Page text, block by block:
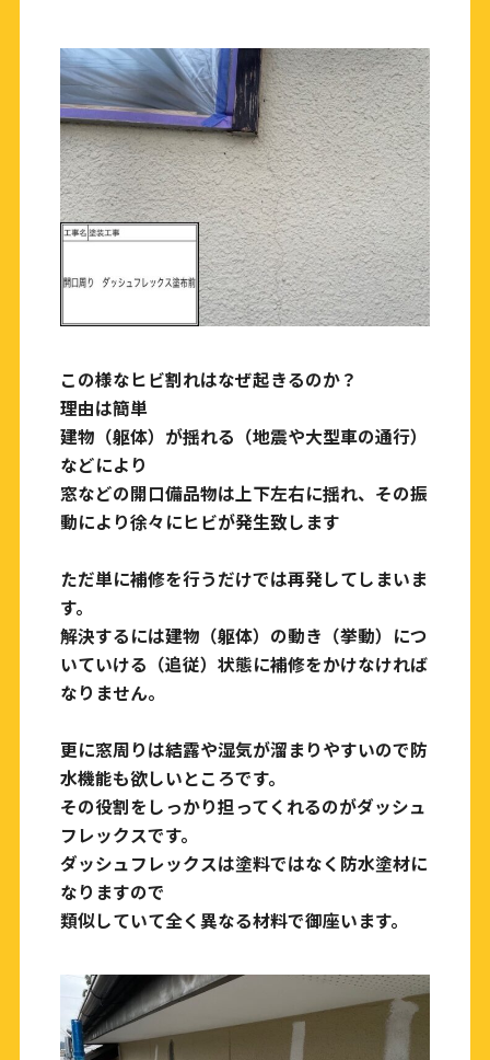
この様なヒビ割れはなぜ起きるのか？
理由は簡単
建物（躯体）が揺れる（地震や大型車の通行）
などにより
窓などの開口備品物は上下左右に揺れ、その振
動により徐々にヒビが発生致します
ただ単に補修を行うだけでは再発してしまいま
す。
解決するには建物（躯体）の動き（挙動）につ
いていける（追従）状態に補修をかけなければ
なりません。
更に窓周りは結露や湿気が溜まりやすいので防
水機能も欲しいところです。
その役割をしっかり担ってくれるのがダッシュ
フレックスです。
ダッシュフレックスは塗料ではなく防水塗材に
なりますので
類似していて全く異なる材料で御座います。